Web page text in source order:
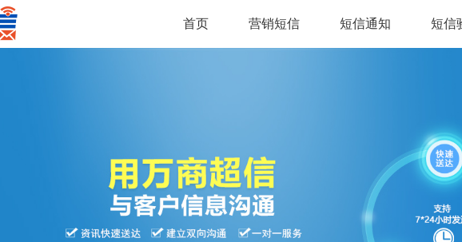
首页 营销短信 短信通知 短信